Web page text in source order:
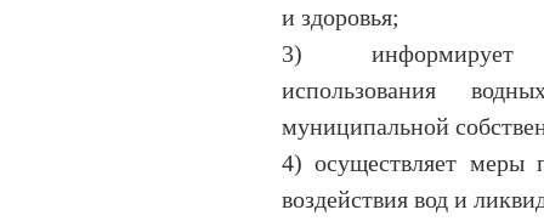
и здоровья;
3) информирует
использования
муниципальной
4) осуществляет меры
воздействия вод и